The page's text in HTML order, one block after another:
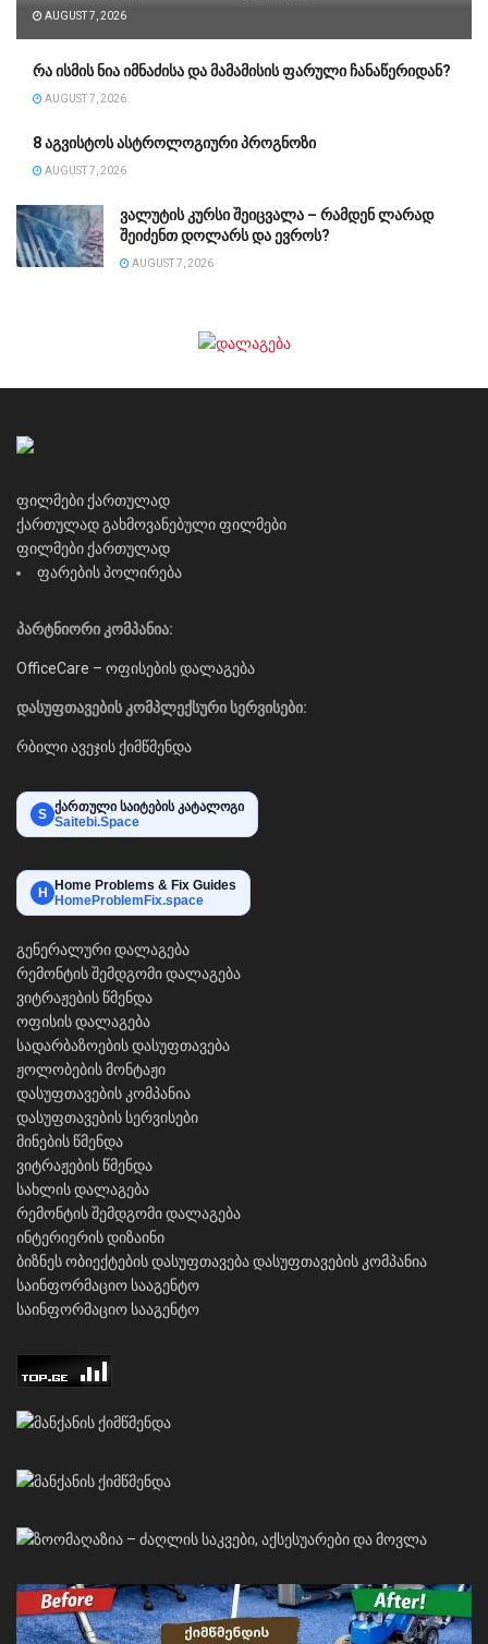
AUGUST 7, 2026
რა ისმის ნია იმნაძისა და მამამისის ფარული ჩანაწერიდან?
AUGUST 7, 2026
8 აგვისტოს ასტროლოგიური პროგნოზი
AUGUST 7, 2026
ვალუტის კურსი შეიცვალა – რამდენ ლარად
შეიძენთ დოლარს და ევროს?
AUGUST 7, 2026
ფილმები ქართულად
ქართულად გახმოვანებული ფილმები
ფილმები ქართულად
ფარების პოლირება
პარტნიორი კომპანია:
OfficeCare – ოფისების დალაგება
დასუფთავების კომპლექსური სერვისები:
რბილი ავეჯის ქიმწმენდა
S ქართული საიტების კატალოგი
Saitebi.Space
H
Home Problems & Fix Guides
HomeProblemFix.space
გენერალური დალაგება
რემონტის შემდგომი დალაგება
ვიტრაჟების წმენდა
ოფისის დალაგება
სადარბაზოების დასუფთავება
ჟოლობების მონტაჟი
დასუფთავების კომპანია
დასუფთავების სერვისები
მინების წმენდა
ვიტრაჟების წმენდა
სახლის დალაგება
რემონტის შემდგომი დალაგება
ინტერიერის დიზაინი
ბიზნეს ობიექტების დასუფთავებადასუფთავების კომპანია
საინფორმაციო სააგენტო
საინფორმაციო სააგენტო